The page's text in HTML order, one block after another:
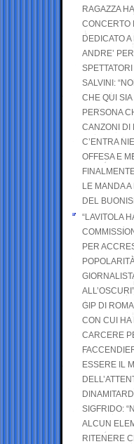
RAGAZZA
CONCERTO
DEDICATO
ANDRE’
SALVINI:
CHE QUI
PERSONA
CANZONI DI
C’ENTRA
OFFESA E
LE MANDA
DEL
“LAVITOLA
PER
GIP DI
CON CUI HA
CARCERE
ESSERE IL
SIGFRIDO:
ALCUN
RITENERE